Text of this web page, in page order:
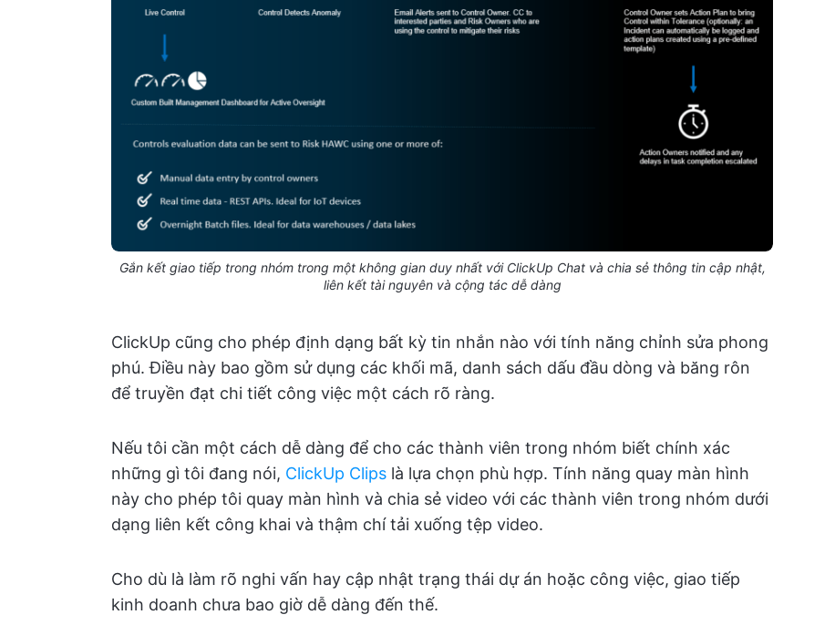
Gắn kết giao tiếp trong nhóm trong một không gian duy nhất với ClickUp Chat và chia sẻ thông tin cập nhật,
liên kết tài nguyên và cộng tác dễ dàng
ClickUp cũng cho phép định dạng bất kỳ tin nhắn nào với tính năng chỉnh sửa phong
phú. Điều này bao gồm sử dụng các khối mã, danh sách dấu đầu dòng và băng rôn
để truyền đạt chi tiết công việc một cách rõ ràng.
Nếu tôi cần một cách dễ dàng để cho các thành viên trong nhóm biết chính xác
những gì tôi đang nói, ClickUp Clips là lựa chọn phù hợp. Tính năng quay màn hình
này cho phép tôi quay màn hình và chia sẻ video với các thành viên trong nhóm dưới
dạng liên kết công khai và thậm chí tải xuống tệp video.
Cho dù là làm rõ nghi vấn hay cập nhật trạng thái dự án hoặc công việc, giao tiếp
kinh doanh chưa bao giờ dễ dàng đến thế.